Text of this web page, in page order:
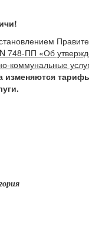
N 748-ПП «Об
коммунальные
изменяются